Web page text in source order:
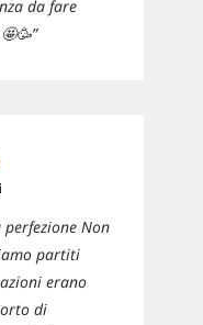
da fare
Non
partiti
erano
di